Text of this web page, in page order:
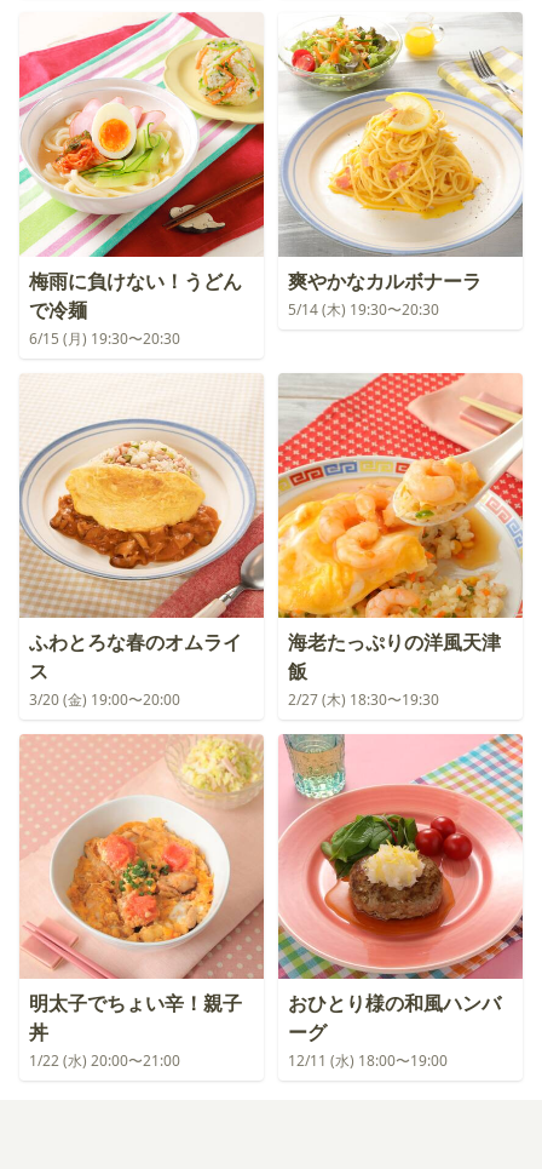
梅雨に負けない！うどん
で冷麺
6/15 (月) 19:30〜20:30
爽やかなカルボナーラ
5/14 (木) 19:30〜20:30
ふわとろな春のオムライ
ス
3/20 (金) 19:00〜20:00
海老たっぷりの洋風天津
飯
2/27 (木) 18:30〜19:30
明太子でちょい辛！親子
丼
1/22 (水) 20:00〜21:00
おひとり様の和風ハンバ
ーグ
12/11 (水) 18:00〜19:00